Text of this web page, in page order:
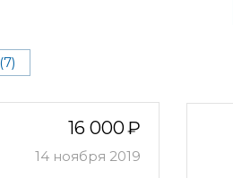
16 000
14 ноября 2019